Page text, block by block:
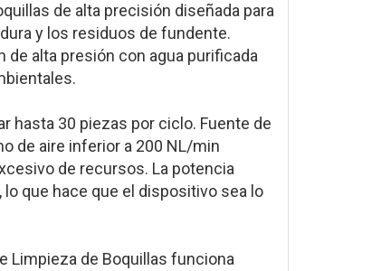
de alta precisión diseñada para
y los residuos de fundente.
alta presión con agua purificada
hasta 30 piezas por ciclo. Fuente de
de aire inferior a 200 NL/min
de recursos. La potencia
que hace que el dispositivo sea lo
Limpieza de Boquillas funciona